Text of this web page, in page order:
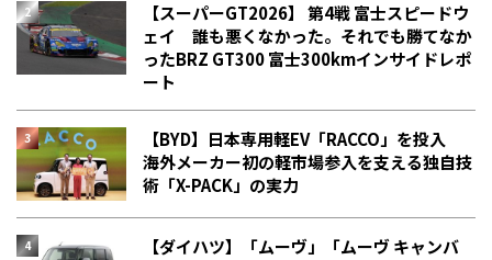
【スーパーGT2026】 第4戦 富士スピードウ
ェイ 誰も悪くなかった。それでも勝てなか
った――BRZ GT300 富士300kmインサイドレポ
ート
【BYD】日本専用軽EV「RACCO」を投入
海外メーカー初の軽市場参入を支える独自技
術「X-PACK」の実力
【ダイハツ】「ムーヴ」「ムーヴ キャンバ